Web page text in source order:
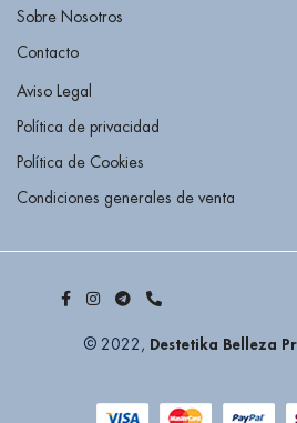
Sobre Nosotros
Contacto
Aviso Legal
Política de privacidad
Política de Cookies
Condiciones generales de venta
© 2022, Destetika Belleza